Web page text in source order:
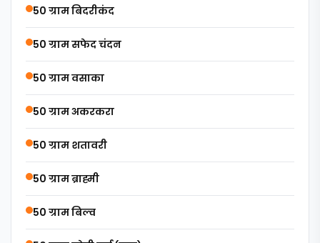
50 ग्राम बिदरीकंद
50 ग्राम सफेद चंदन
50 ग्राम वसाका
50 ग्राम अकरकरा
50 ग्राम शतावरी
50 ग्राम ब्राह्मी
50 ग्राम बिल्व